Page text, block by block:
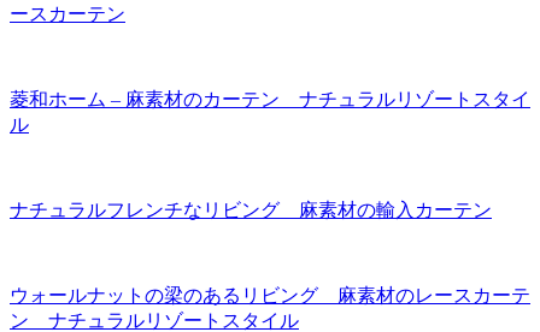
ースカーテン
菱和ホーム – 麻素材のカーテン ナチュラルリゾートスタイ
ル
ナチュラルフレンチなリビング 麻素材の輸入カーテン
ウォールナットの梁のあるリビング 麻素材のレースカーテ
ン ナチュラルリゾートスタイル